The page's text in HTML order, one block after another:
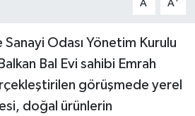
A A
Sanayi Odası Yönetim Kurulu
Bal Evi sahibi Emrah
görüşmede yerel
doğal ürünlerin